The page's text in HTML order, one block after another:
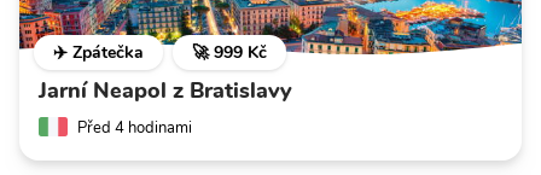
✈️ Zpátečka 🚀 999 Kč
Jarní Neapol z Bratislavy
Před 4 hodinami